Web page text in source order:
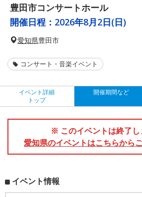
豊田市コンサートホール
開催日程： 2026年8月2日(日)
愛知県豊田市
コンサート・音楽イベント
イベント詳細
トップ
開催期間など
※ このイベントは終了し
愛知県のイベントはこちらから
イベント情報